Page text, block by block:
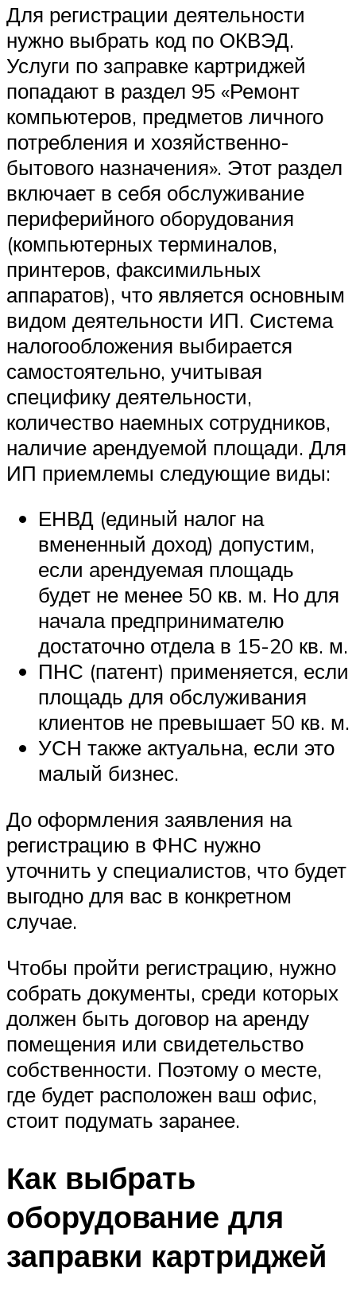
Для регистрации деятельности
нужно выбрать код по ОКВЭД.
Услуги по заправке картриджей
попадают в раздел 95 «Ремонт
компьютеров, предметов личного
потребления и хозяйственно-
бытового назначения». Этот раздел
включает в себя обслуживание
периферийного оборудования
(компьютерных терминалов,
принтеров, факсимильных
аппаратов), что является основным
видом деятельности ИП. Система
налогообложения выбирается
самостоятельно, учитывая
специфику деятельности,
количество наемных сотрудников,
наличие арендуемой площади. Для
ИП приемлемы следующие виды:
ЕНВД (единый налог на
вмененный доход) допустим,
если арендуемая площадь
будет не менее 50 кв. м. Но для
начала предпринимателю
достаточно отдела в 15-20 кв. м.
ПНС (патент) применяется, если
площадь для обслуживания
клиентов не превышает 50 кв. м.
УСН также актуальна, если это
малый бизнес.
До оформления заявления на
регистрацию в ФНС нужно
уточнить у специалистов, что будет
выгодно для вас в конкретном
случае.
Чтобы пройти регистрацию, нужно
собрать документы, среди которых
должен быть договор на аренду
помещения или свидетельство
собственности. Поэтому о месте,
где будет расположен ваш офис,
стоит подумать заранее.
Как выбрать
оборудование для
заправки картриджей